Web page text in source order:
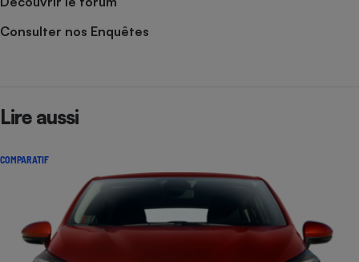
Consulter nos Enquêtes
Lire aussi
COMPARATIF